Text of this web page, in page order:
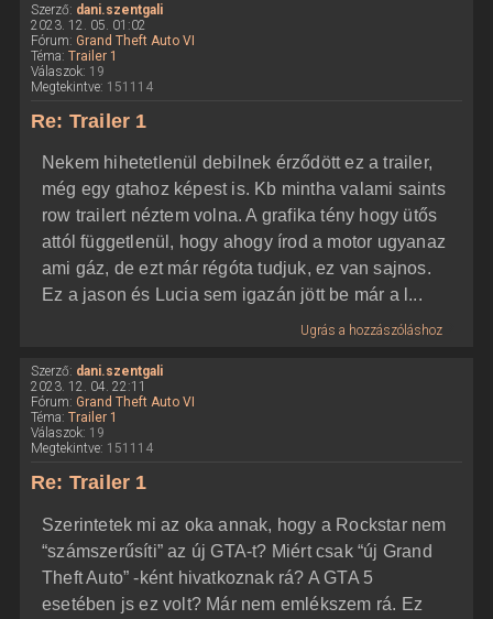
Szerző: dani.szentgali
2023. 12. 05. 01:02
Fórum: Grand Theft Auto VI
Téma: Trailer 1
Válaszok: 19
Megtekintve: 151114
Re: Trailer 1
Nekem hihetetlenül debilnek érződött ez a trailer,
még egy gtahoz képest is. Kb mintha valami saints
row trailert néztem volna. A grafika tény hogy ütős
attól függetlenül, hogy ahogy írod a motor ugyanaz
ami gáz, de ezt már régóta tudjuk, ez van sajnos.
Ez a jason és Lucia sem igazán jött be már a l...
Ugrás a hozzászóláshoz
Szerző: dani.szentgali
2023. 12. 04. 22:11
Fórum: Grand Theft Auto VI
Téma: Trailer 1
Válaszok: 19
Megtekintve: 151114
Re: Trailer 1
Szerintetek mi az oka annak, hogy a Rockstar nem
“számszerűsíti” az új GTA-t? Miért csak “új Grand
Theft Auto” -ként hivatkoznak rá? A GTA 5
esetében js ez volt? Már nem emlékszem rá. Ez